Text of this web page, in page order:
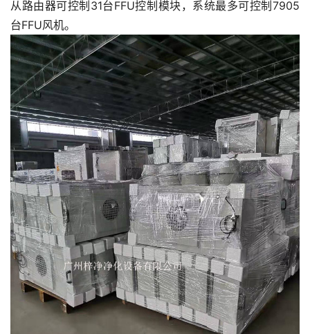
从路由器可控制31台FFU控制模块，系统最多可控制7905
台FFU风机。